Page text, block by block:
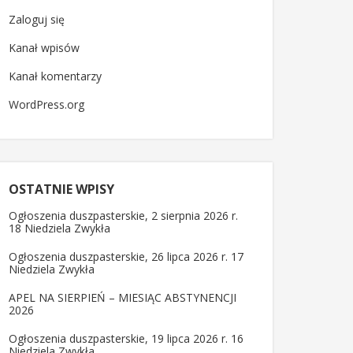
Zaloguj się
Kanał wpisów
Kanał komentarzy
WordPress.org
OSTATNIE WPISY
Ogłoszenia duszpasterskie, 2 sierpnia 2026 r.
18 Niedziela Zwykła
Ogłoszenia duszpasterskie, 26 lipca 2026 r. 17
Niedziela Zwykła
APEL NA SIERPIEŃ – MIESIĄC ABSTYNENCJI
2026
Ogłoszenia duszpasterskie, 19 lipca 2026 r. 16